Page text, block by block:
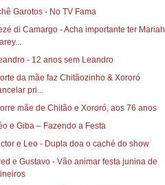
Garotos - No TV Fama
di Camargo - Acha importante ter Mariah
- 12 anos sem Leandro
da mãe faz Chitãozinho & Xororó
pri...
mãe de Chitão e Xororó, aos 76 anos
e Giba – Fazendo a Festa
e Leo - Dupla doa o caché do show
e Gustavo - Vão animar festa junina de